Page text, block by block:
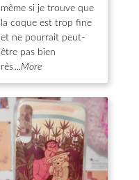
même si je trouve que
la coque est trop fine
et ne pourrait peut-
être pas bien
rés...More